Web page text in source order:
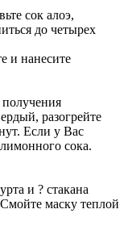
сок алоэ,
до четырех
и нанесите
разогрейте
Если у Вас
сока.
и ? стакана
маску теплой